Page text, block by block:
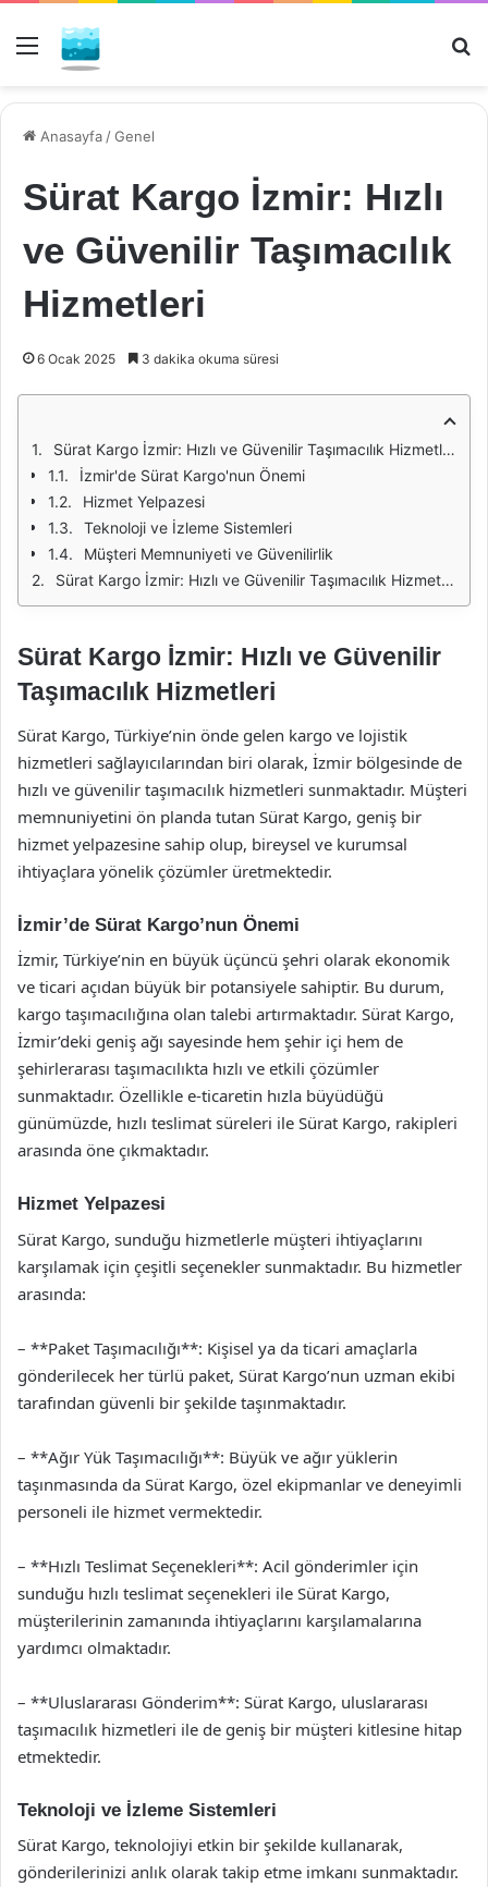
Menü
Anasayfa /Genel
Sürat Kargo İzmir: Hızlı
ve Güvenilir Taşımacılık
Hizmetleri
6 Ocak 2025 3 dakika okuma süresi
Sürat Kargo İzmir: Hızlı ve Güvenilir Taşımacılık Hizmetleri
İzmir'de Sürat Kargo'nun Önemi
Hizmet Yelpazesi
Teknoloji ve İzleme Sistemleri
Müşteri Memnuniyeti ve Güvenilirlik
Sürat Kargo İzmir: Hızlı ve Güvenilir Taşımacılık Hizmetleri
Sürat Kargo İzmir: Hızlı ve Güvenilir
Taşımacılık Hizmetleri
Sürat Kargo, Türkiye’nin önde gelen kargo ve lojistik
hizmetleri sağlayıcılarından biri olarak, İzmir bölgesinde de
hızlı ve güvenilir taşımacılık hizmetleri sunmaktadır. Müşteri
memnuniyetini ön planda tutan Sürat Kargo, geniş bir
hizmet yelpazesine sahip olup, bireysel ve kurumsal
ihtiyaçlara yönelik çözümler üretmektedir.
İzmir’de Sürat Kargo’nun Önemi
İzmir, Türkiye’nin en büyük üçüncü şehri olarak ekonomik
ve ticari açıdan büyük bir potansiyele sahiptir. Bu durum,
kargo taşımacılığına olan talebi artırmaktadır. Sürat Kargo,
İzmir’deki geniş ağı sayesinde hem şehir içi hem de
şehirlerarası taşımacılıkta hızlı ve etkili çözümler
sunmaktadır. Özellikle e-ticaretin hızla büyüdüğü
günümüzde, hızlı teslimat süreleri ile Sürat Kargo, rakipleri
arasında öne çıkmaktadır.
Hizmet Yelpazesi
Sürat Kargo, sunduğu hizmetlerle müşteri ihtiyaçlarını
karşılamak için çeşitli seçenekler sunmaktadır. Bu hizmetler
arasında:
– **Paket Taşımacılığı**: Kişisel ya da ticari amaçlarla
gönderilecek her türlü paket, Sürat Kargo’nun uzman ekibi
tarafından güvenli bir şekilde taşınmaktadır.
– **Ağır Yük Taşımacılığı**: Büyük ve ağır yüklerin
taşınmasında da Sürat Kargo, özel ekipmanlar ve deneyimli
personeli ile hizmet vermektedir.
– **Hızlı Teslimat Seçenekleri**: Acil gönderimler için
sunduğu hızlı teslimat seçenekleri ile Sürat Kargo,
müşterilerinin zamanında ihtiyaçlarını karşılamalarına
yardımcı olmaktadır.
– **Uluslararası Gönderim**: Sürat Kargo, uluslararası
taşımacılık hizmetleri ile de geniş bir müşteri kitlesine hitap
etmektedir.
Teknoloji ve İzleme Sistemleri
Sürat Kargo, teknolojiyi etkin bir şekilde kullanarak,
gönderilerinizi anlık olarak takip etme imkanı sunmaktadır.